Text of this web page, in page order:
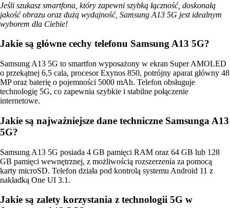
Jeśli szukasz smartfona, który zapewni szybką łączność, doskonałą
jakość obrazu oraz dużą wydajność, Samsung A13 5G jest idealnym
wyborem dla Ciebie!
Jakie są główne cechy telefonu Samsung A13 5G?
Samsung A13 5G to smartfon wyposażony w ekran Super AMOLED
o przekątnej 6,5 cala, procesor Exynos 850, potrójny aparat główny 48
MP oraz baterię o pojemności 5000 mAh. Telefon obsługuje
technologię 5G, co zapewnia szybkie i stabilne połączenie
internetowe.
Jakie są najważniejsze dane techniczne Samsunga A13
5G?
Samsung A13 5G posiada 4 GB pamięci RAM oraz 64 GB lub 128
GB pamięci wewnętrznej, z możliwością rozszerzenia za pomocą
karty microSD. Telefon działa pod kontrolą systemu Android 11 z
nakładką One UI 3.1.
Jakie są zalety korzystania z technologii 5G w